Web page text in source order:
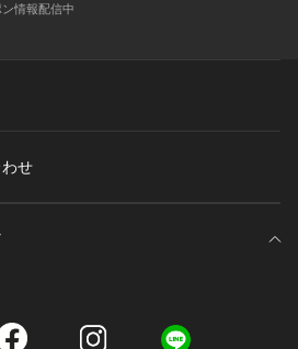
情報配信中
せ